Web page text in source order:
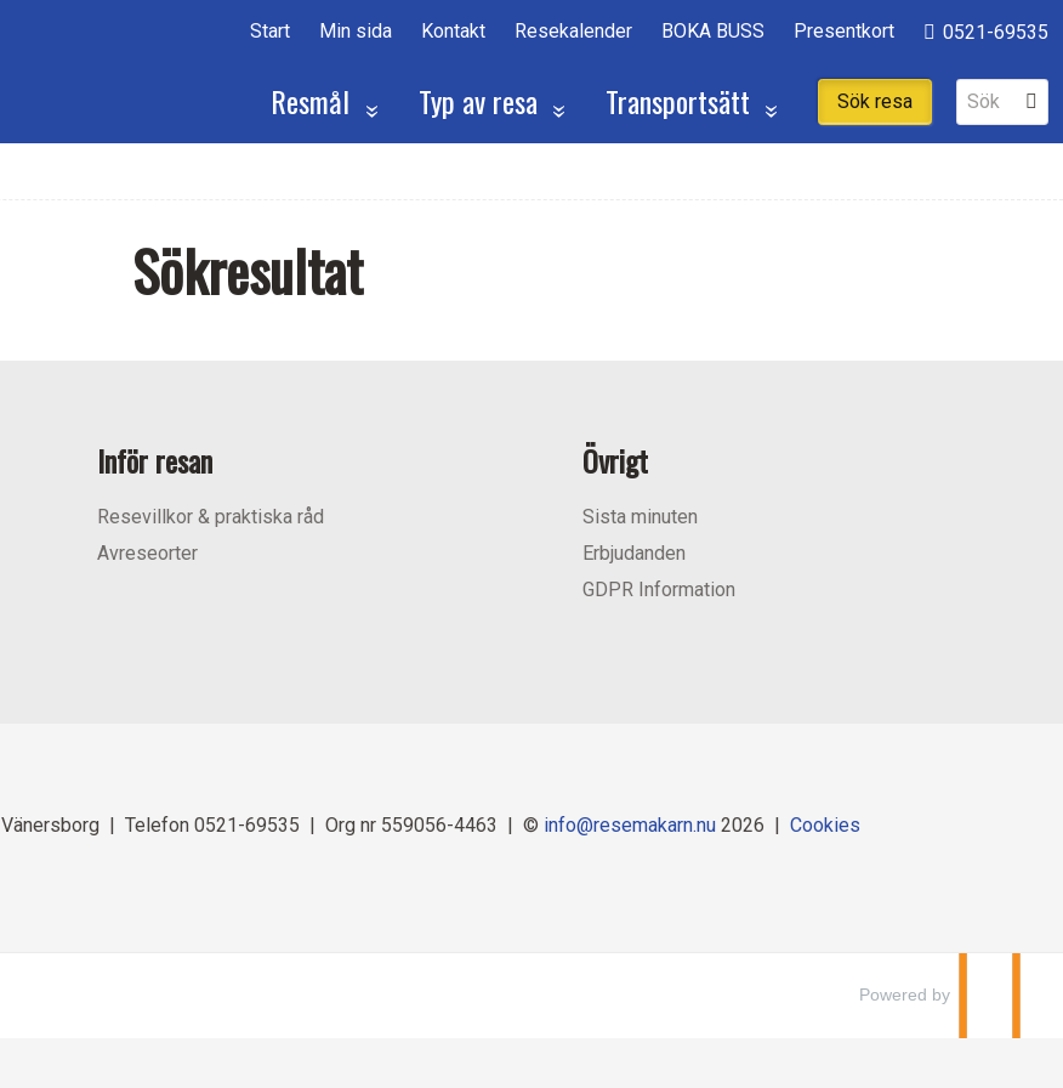
Start Min sida Kontakt Resekalender BOKA BUSS Presentkort 0521-69535
Resmål Typ av resa Transportsätt Sök resa
Sökresultat
Inför resan
Resevillkor & praktiska råd
Avreseorter
Övrigt
Sista minuten
Erbjudanden
GDPR Information
Vänersborg Telefon0521-69535 Org nr 559056-4463 © info@resemakarn.nu 2026 Cookies
Powered by